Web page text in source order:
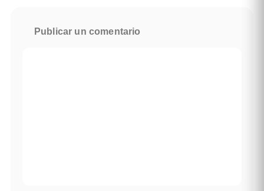
Publicar un comentario